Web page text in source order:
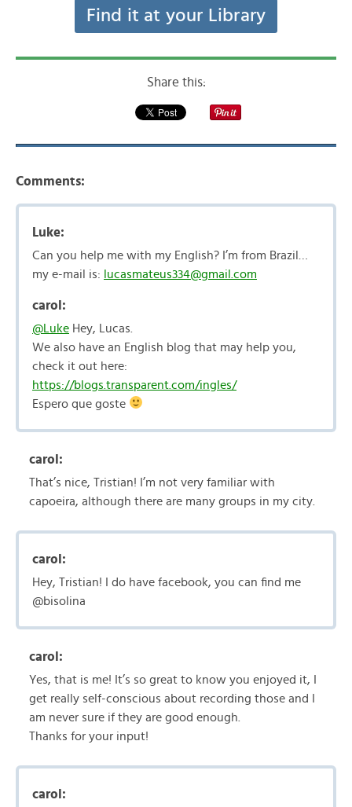
Find it at your Library
Share this:
Comments:
Luke:
Can you help me with my English? I’m from Brazil…
my e-mail is: lucasmateus334@gmail.com
carol:
@Luke Hey, Lucas.
We also have an English blog that may help you,
check it out here:
https://blogs.transparent.com/ingles/
Espero que goste
carol:
That’s nice, Tristian! I’m not very familiar with
capoeira, although there are many groups in my city.
carol:
Hey, Tristian! I do have facebook, you can find me
@bisolina
carol:
Yes, that is me! It’s so great to know you enjoyed it, I
get really self-conscious about recording those and I
am never sure if they are good enough.
Thanks for your input!
carol: